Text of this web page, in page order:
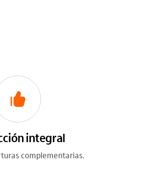
integral
complementarias.